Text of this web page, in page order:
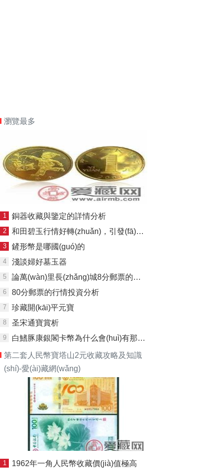
瀏覽最多
1 銅器收藏與鑒定的詳情分析
2 和田碧玉行情好轉(zhuǎn)，引發(fā)追捧
3 鏟形幣是哪國(guó)的
4 淺談婦好墓玉器
5 論萬(wàn)里長(zhǎng)城8分郵票的收藏魅力
6 80分郵票的行情投資分析
7 珍藏開(kāi)平元寶
8 圣宋通寶賞析
9 白鰭豚康銀閣卡幣為什么會(huì)有那么多人去收藏
第二套人民幣寶塔山2元收藏攻略及知識
(shí)-愛(ài)藏網(wǎng)
1 1962年一角人民幣收藏價(jià)值極高